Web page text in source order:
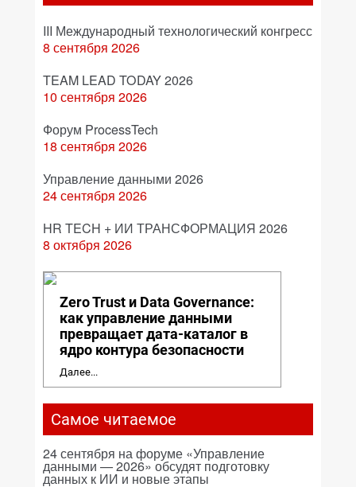
III Международный технологический конгресс
8 сентября 2026
TEAM LEAD TODAY 2026
10 сентября 2026
Форум ProcessTech
18 сентября 2026
Управление данными 2026
24 сентября 2026
HR TECH + ИИ ТРАНСФОРМАЦИЯ 2026
8 октября 2026
Zero Trust и Data Governance:
как управление данными
превращает дата-каталог в
ядро контура безопасности
Далее...
Самое читаемое
24 сентября на форуме «Управление
данными — 2026» обсудят подготовку
данных к ИИ и новые этапы